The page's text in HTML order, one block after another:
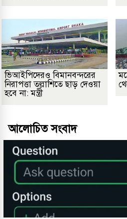
ভিআইপিদেরও বিমানবন্দরের
নিরাপত্তা তল্লাশিতে ছাড় দেওয়া
হবে না: মন্ত্রী
আলোচিত সংবাদ